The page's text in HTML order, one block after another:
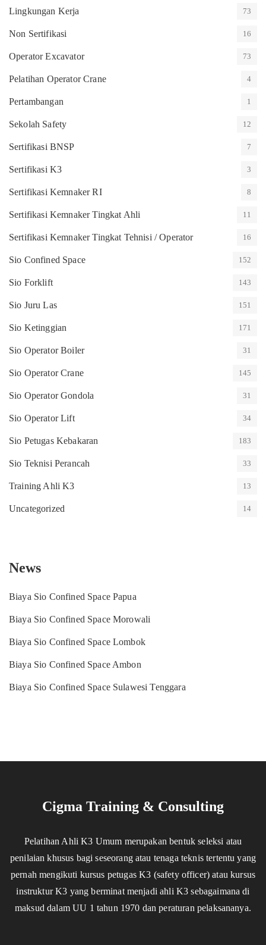
Lingkungan Kerja 73
Non Sertifikasi 16
Operator Excavator 73
Pelatihan Operator Crane 4
Pertambangan 1
Sekolah Safety 12
Sertifikasi BNSP 7
Sertifikasi K3 3
Sertifikasi Kemnaker RI 8
Sertifikasi Kemnaker Tingkat Ahli 11
Sertifikasi Kemnaker Tingkat Tehnisi / Operator 16
Sio Confined Space 152
Sio Forklift 143
Sio Juru Las 151
Sio Ketinggian 171
Sio Operator Boiler 31
Sio Operator Crane 145
Sio Operator Gondola 31
Sio Operator Lift 34
Sio Petugas Kebakaran 183
Sio Teknisi Perancah 33
Training Ahli K3 13
Uncategorized 14
News
Biaya Sio Confined Space Papua
Biaya Sio Confined Space Morowali
Biaya Sio Confined Space Lombok
Biaya Sio Confined Space Ambon
Biaya Sio Confined Space Sulawesi Tenggara
Cigma Training & Consulting
Pelatihan Ahli K3 Umum merupakan bentuk seleksi atau
penilaian khusus bagi seseorang atau tenaga teknis tertentu yang
pernah mengikuti kursus petugas K3 (safety officer) atau kursus
instruktur K3 yang berminat menjadi ahli K3 sebagaimana di
maksud dalam UU 1 tahun 1970 dan peraturan pelaksananya.